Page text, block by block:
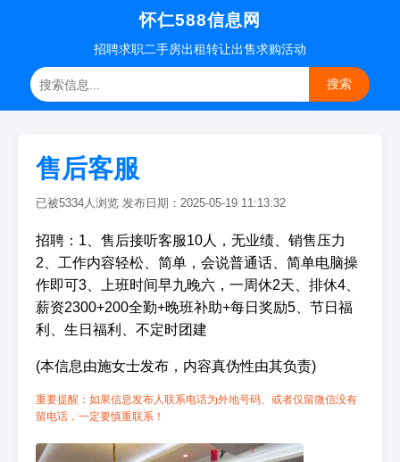
怀仁588信息网
招聘求职二手房出租转让出售求购活动
搜索
售后客服
已被5334人浏览 发布日期：2025-05-19 11:13:32
招聘：1、售后接听客服10人，无业绩、销售压力
2、工作内容轻松、简单，会说普通话、简单电脑操
作即可3、上班时间早九晚六，一周休2天、排休4、
薪资2300+200全勤+晚班补助+每日奖励5、节日福
利、生日福利、不定时团建
(本信息由施女士发布，内容真伪性由其负责)
重要提醒：如果信息发布人联系电话为外地号码、或者仅留微信没有
留电话，一定要慎重联系！